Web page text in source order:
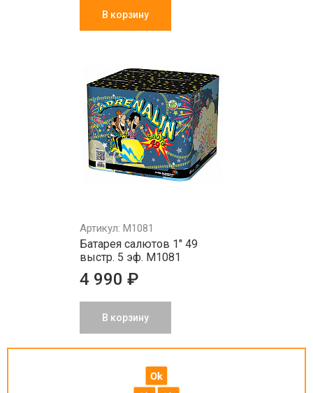
В корзину
Артикул: M1081
Батарея салютов 1" 49
выстр. 5 эф. M1081
4 990 ₽
В корзину